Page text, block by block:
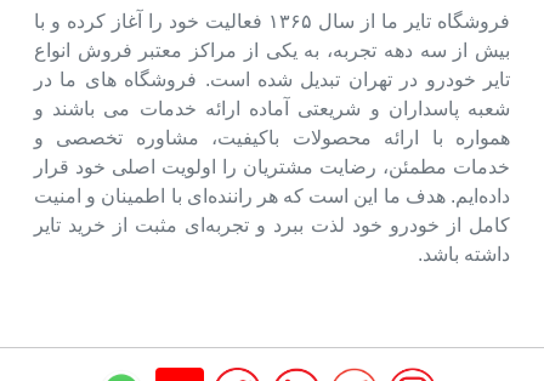
فروشگاه تایر ما از سال ۱۳۶۵ فعالیت خود را آغاز کرده و با
بیش از سه دهه تجربه، به یکی از مراکز معتبر فروش انواع
تایر خودرو در تهران تبدیل شده است. فروشگاه های ما در
شعبه پاسداران و شریعتی آماده ارائه خدمات می باشند و
همواره با ارائه محصولات باکیفیت، مشاوره تخصصی و
خدمات مطمئن، رضایت مشتریان را اولویت اصلی خود قرار
داده‌ایم. هدف ما این است که هر راننده‌ای با اطمینان و امنیت
کامل از خودرو خود لذت ببرد و تجربه‌ای مثبت از خرید تایر
داشته باشد.